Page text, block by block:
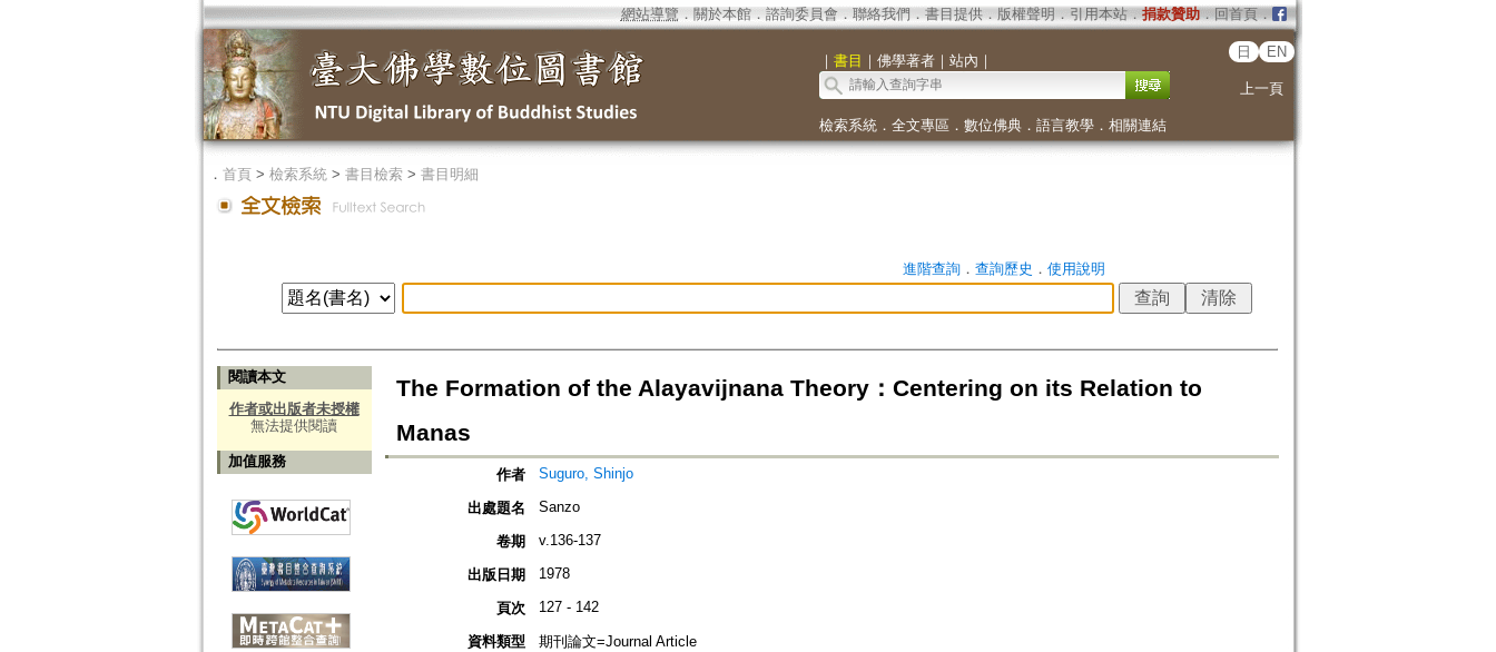
網站導覽 ． 關於本館． 諮詢委員會． 聯絡我們 ． 書目提供． 版權聲明 ． 引用本站． 捐款贊助．回首頁．
｜ 書目 ｜ 佛學著者｜ 站內 ｜
日 EN
上一頁
檢索系統． 全文專區 ． 數位佛典． 語言教學． 相關連結
． 首頁> 檢索系統> 書目檢索> 書目明細
進階查詢． 查詢歷史 ． 使用說明
閱讀本文
作者或出版者未授權
無法提供閱讀
加值服務
The Formation of the Alayavijnana Theory：Centering on its Relation to
Manas
作者 Suguro, Shinjo
出處題名 Sanzo
卷期 v.136-137
出版日期 1978
頁次 127 - 142
資料類型
期刊論文=Journal Article